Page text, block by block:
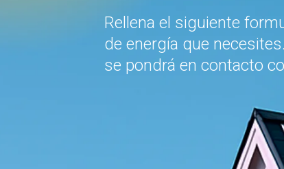
Rellena el siguiente
de energía que
se pondrá en contacto